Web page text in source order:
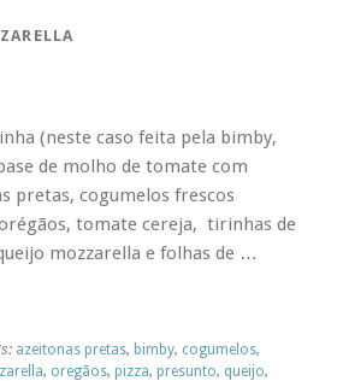
(neste caso feita pela bimby,
de molho de tomate com
pretas, cogumelos frescos
tomate cereja, tirinhas de
mozzarella e folhas de …
azeitonas pretas, bimby, cogumelos,
, oregãos, pizza, presunto, queijo,